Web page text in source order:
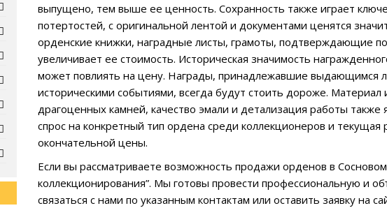
выпущено, тем выше ее ценность. Сохранность также играет
потертостей, с оригинальной лентой и документами ценятся
орденские книжки, наградные листы, грамоты, подтверждающие
увеличивает ее стоимость. Историческая значимость
может повлиять на цену. Награды, принадлежавшие выдающимся
историческими событиями, всегда будут стоить дороже. Материал
драгоценных камней, качество эмали и детализация работы
спрос на конкретный тип ордена среди коллекционеров и
окончательной цены.
Если вы рассматриваете возможность продажи орденов в
коллекционирования”. Мы готовы провести профессиональную и
связаться с нами по указанным контактам или оставить заявку на